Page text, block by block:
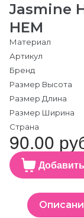
Jasmine
HEM
Материал
Артикул
Бренд
Размер Высота
Размер Длина
Размер Ширина
Страна
90.00